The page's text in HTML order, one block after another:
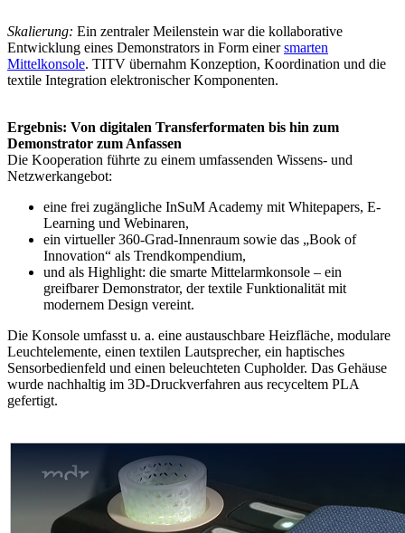
Skalierung: Ein zentraler Meilenstein war die kollaborative
Entwicklung eines Demonstrators in Form einersmarten
Mittelkonsole. TITV übernahm Konzeption, Koordination und die
textile Integration elektronischer Komponenten.
Ergebnis: Von digitalen Transferformaten bis hin zum
Demonstrator zum Anfassen
Die Kooperation führte zu einem umfassenden Wissens- und
Netzwerkangebot:
eine frei zugängliche InSuM Academy mit Whitepapers, E-
Learning und Webinaren,
ein virtueller 360-Grad-Innenraum sowie das „Book of
Innovation“ als Trendkompendium,
und als Highlight: die smarte Mittelarmkonsole – ein
greifbarer Demonstrator, der textile Funktionalität mit
modernem Design vereint.
Die Konsole umfasst u. a. eine austauschbare Heizfläche, modulare
Leuchtelemente, einen textilen Lautsprecher, ein haptisches
Sensorbedienfeld und einen beleuchteten Cupholder. Das Gehäuse
wurde nachhaltig im 3D-Druckverfahren aus recyceltem PLA
gefertigt.